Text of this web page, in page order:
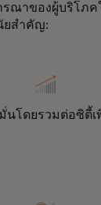
ณาของผู้บริโภค
ยสำคัญ:
นโดยรวมต่อซิตี้